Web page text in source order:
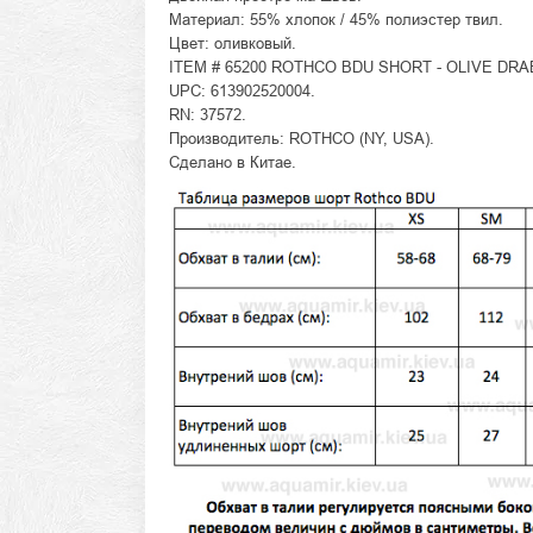
Материал: 55% хлопок / 45% полиэстер твил.
Цвет: оливковый.
ITEM # 65200 ROTHCO BDU SHORT - OLIVE
UPC: 613902520004.
RN: 37572.
Производитель: ROTHCO (NY, USA).
Сделано в Китае.